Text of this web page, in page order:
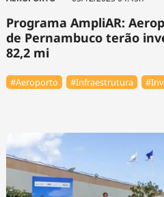
Programa AmpliAR:
de Pernambuco terão
82,2 mi
#Aeroporto #Infraestrutura